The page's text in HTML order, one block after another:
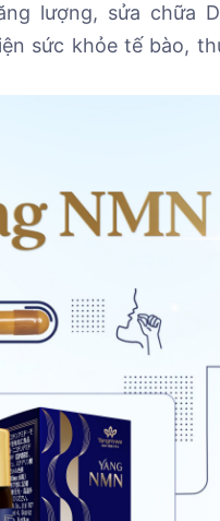
lượng, sửa chữa
sức khỏe tế bào,